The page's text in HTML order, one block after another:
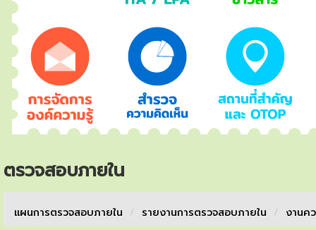
ตรวจสอบภายใน
แผนการตรวจสอบภายใน / รายงานการตรวจสอบภายใน / งานค